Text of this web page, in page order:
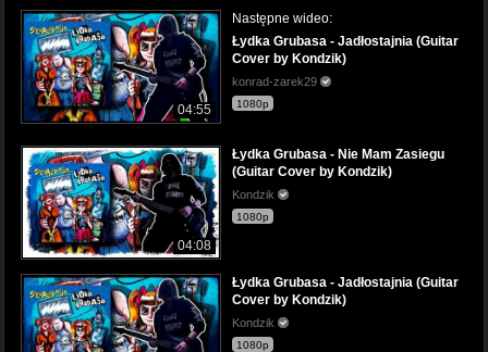
04:55
Następne wideo:
Łydka Grubasa - Jadłostajnia (Guitar
Cover by Kondzik)
konrad-zarek29
1080p
04:08
Łydka Grubasa - Nie Mam Zasiegu
(Guitar Cover by Kondzik)
Kondzik
1080p
Łydka Grubasa - Jadłostajnia (Guitar
Cover by Kondzik)
Kondzik
1080p